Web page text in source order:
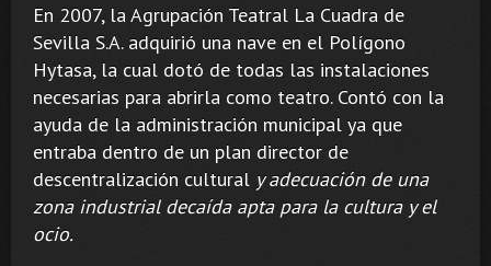
En 2007, la Agrupación Teatral La Cuadra de
Sevilla S.A. adquirió una nave en el Polígono
Hytasa, la cual dotó de todas las instalaciones
necesarias para abrirla como teatro. Contó con la
ayuda de la administración municipal ya que
entraba dentro de un plan director de
descentralización cultural y adecuación de una
zona industrial decaída apta para la cultura y el
ocio.